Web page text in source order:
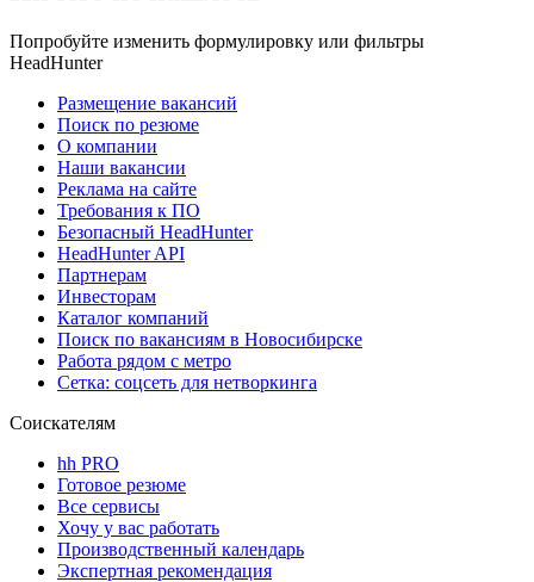
Попробуйте изменить формулировку или фильтры
HeadHunter
Размещение вакансий
Поиск по резюме
О компании
Наши вакансии
Реклама на сайте
Требования к ПО
Безопасный HeadHunter
HeadHunter API
Партнерам
Инвесторам
Каталог компаний
Поиск по вакансиям в Новосибирске
Работа рядом с метро
Сетка: соцсеть для нетворкинга
Соискателям
hh PRO
Готовое резюме
Все сервисы
Хочу у вас работать
Производственный календарь
Экспертная рекомендация